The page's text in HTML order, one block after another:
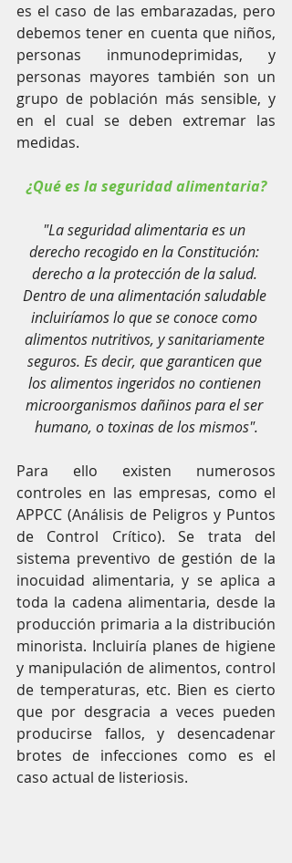
es el caso de las embarazadas, pero
debemos tener en cuenta que niños,
personas inmunodeprimidas, y
personas mayores también son un
grupo de población más sensible, y
en el cual se deben extremar las
medidas.
¿Qué es la seguridad alimentaria?
"La seguridad alimentaria es un
derecho recogido en la Constitución:
derecho a la protección de la salud.
Dentro de una alimentación saludable
incluiríamos lo que se conoce como
alimentos nutritivos, y sanitariamente
seguros. Es decir, que garanticen que
los alimentos ingeridos no contienen
microorganismos dañinos para el ser
humano, o toxinas de los mismos".
Para ello existen numerosos
controles en las empresas, como el
APPCC (Análisis de Peligros y Puntos
de Control Crítico). Se trata del
sistema preventivo de gestión de la
inocuidad alimentaria, y se aplica a
toda la cadena alimentaria, desde la
producción primaria a la distribución
minorista. Incluiría planes de higiene
y manipulación de alimentos, control
de temperaturas, etc. Bien es cierto
que por desgracia a veces pueden
producirse fallos, y desencadenar
brotes de infecciones como es el
caso actual de listeriosis.